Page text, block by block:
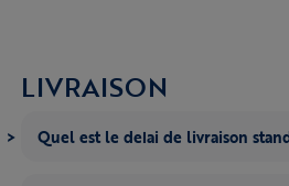
LIVRAISON
Quel est le delai de livraison